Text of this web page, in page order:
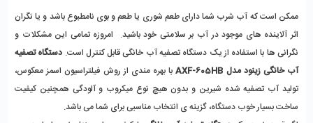
ممکن است که آب شرب شما دارای طعم شوری یا طعم و بوی نامطبوع باشد و یا نگران
اثر آلاینده های موجود در آب بر سلامتی خود باشید. امروزه تمامی این مشکلات و
نگرانی ها با استفاده از یک دستگاه تصفیه آب خانگی قابل کنترل است. دستگاه تصفیه
آب خانگی زینود مدل AXF-605HB
با بهره مندی از روش فیلتراسیون اسمز معکوس،
تولید آب تصفیه شده شیرین و بدون هیچ نوع میکروب و آلودگی همچنین کیفیت
ساخت بسیار خوب دستگاه، گزینه ی انتخاب مناسبی برای شما می باشد.